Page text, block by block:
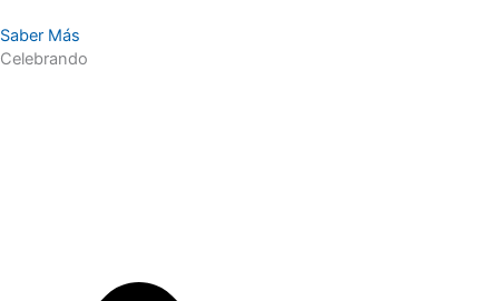
Saber Más
Celebrando